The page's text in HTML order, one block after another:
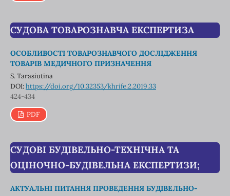
СУДОВА ТОВАРОЗНАВЧА ЕКСПЕРТИЗА
ОСОБЛИВОСТІ ТОВАРОЗНАВЧОГО ДОСЛІДЖЕННЯ
ТОВАРІВ МЕДИЧНОГО ПРИЗНАЧЕННЯ
S. Tarasiutina
DOI:https://doi.org/10.32353/khrife.2.2019.33
424-434
PDF
СУДОВІ БУДІВЕЛЬНО-ТЕХНІЧНА ТА
ОЦІНОЧНО-БУДІВЕЛЬНА ЕКСПЕРТИЗИ;
АКТУАЛЬНІ ПИТАННЯ ПРОВЕДЕННЯ БУДІВЕЛЬНО-